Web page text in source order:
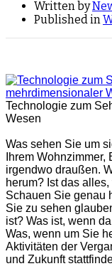
Written by
Published in
Technologie zum
Wesen
Was sehen Sie um
Ihrem
irgendwo draußen.
herum? Ist das
Schauen Sie genau
Sie zu sehen
ist? Was ist, wenn
Was, wenn um Sie
Aktivitäten der
und Zukunft